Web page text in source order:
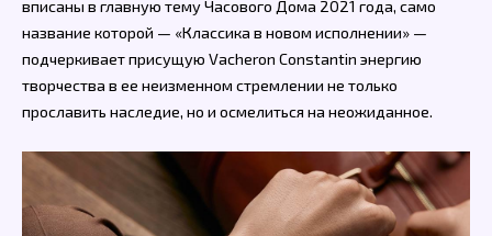
вписаны в главную тему Часового Дома 2021 года, само
название которой — «Классика в новом исполнении» —
подчеркивает присущую Vacheron Constantin энергию
творчества в ее неизменном стремлении не только
прославить наследие, но и осмелиться на неожиданное.